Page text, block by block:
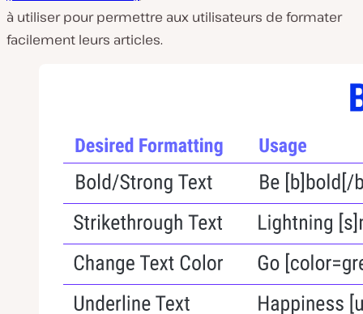
à utiliser pour permettre aux utilisateurs de formater
facilement leurs articles.